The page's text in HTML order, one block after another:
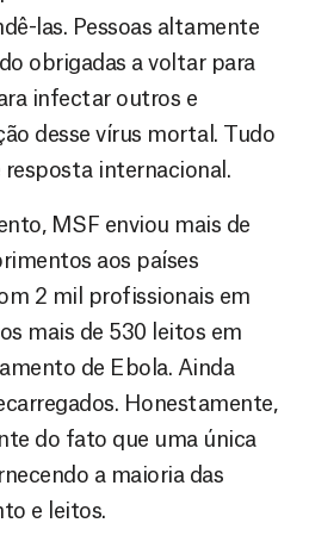
las. Pessoas altamente
obrigadas a voltar para
infectar outros e
desse vírus mortal. Tudo
internacional.
MSF enviou mais de
aos países
2 mil profissionais em
mais de 530 leitos em
de Ebola. Ainda
Honestamente,
do fato que uma única
a maioria das
e leitos.